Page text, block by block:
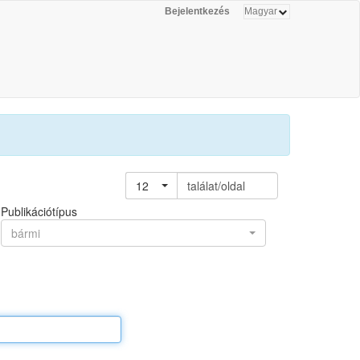
Bejelentkezés
12
találat/oldal
Publikációtípus
bármi